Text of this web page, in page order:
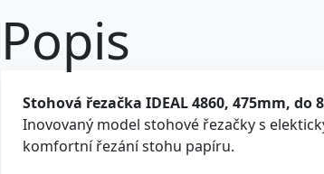
Popis
Stohová řezačka IDEAL 4860, 475mm, do
Inovovaný model stohové řezačky s
komfortní řezání stohu papíru.